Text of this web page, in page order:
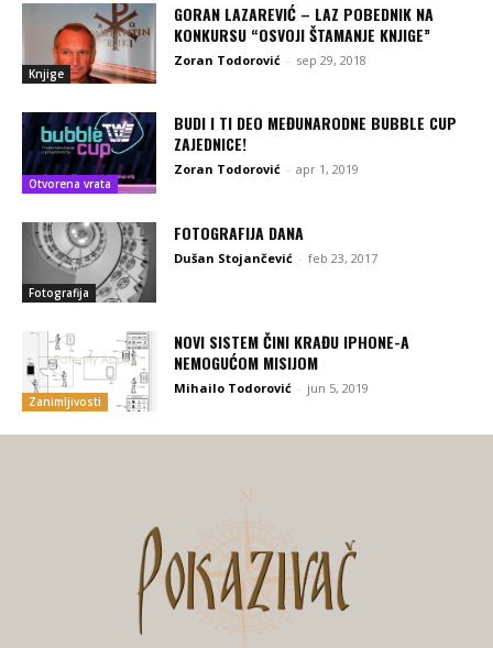
Knjige
GORAN LAZAREVIĆ – LAZ POBEDNIK NA
KONKURSU “OSVOJI ŠTAMANJE KNJIGE”
Zoran Todorović - sep 29, 2018
Otvorena vrata
BUDI I TI DEO MEĐUNARODNE BUBBLE CUP
ZAJEDNICE!
Zoran Todorović - apr 1, 2019
Fotografija
FOTOGRAFIJA DANA
Dušan Stojančević - feb 23, 2017
Zanimljivosti
NOVI SISTEM ČINI KRAĐU IPHONE-A
NEMOGUĆOM MISIJOM
Mihailo Todorović - jun 5, 2019